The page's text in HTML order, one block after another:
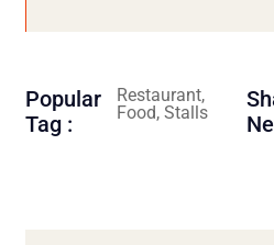
Popular
Tag :
Restaurant,
Food, Stalls